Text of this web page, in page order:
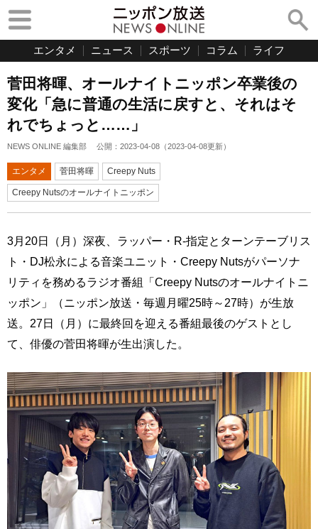
エンタメ ニュース スポーツ コラム ライフ
菅田将暉、オールナイトニッポン卒業後の
変化「急に普通の生活に戻すと、それはそ
れでちょっと……」
NEWS ONLINE 編集部 公開： 2023-04-08 （2023-04-08更新）
エンタメ 菅田将暉 Creepy Nuts
Creepy Nutsのオールナイトニッポン
3月20日（月）深夜、ラッパー・R-指定とターンテーブリス
ト・DJ松永による音楽ユニット・Creepy Nutsがパーソナ
リティを務めるラジオ番組「Creepy Nutsのオールナイトニ
ッポン」（ニッポン放送・毎週月曜25時～27時）が生放
送。27日（月）に最終回を迎える番組最後のゲストとし
て、俳優の菅田将暉が生出演した。